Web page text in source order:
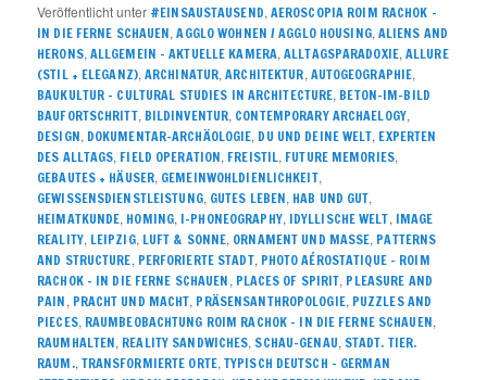
Veröffentlicht unter #EINSAUSTAUSEND, AEROSCOPIA ROIM RACHOK –
IN DIE FERNE SCHAUEN,AGGLO WOHNEN / AGGLO HOUSING, ALIENS AND
HERONS, ALLGEMEIN – AKTUELLE KAMERA,ALLTAGSPARADOXIE, ALLURE
(STIL + ELEGANZ), ARCHINATUR,ARCHITEKTUR, AUTOGEOGRAPHIE,
BAUKULTUR – CULTURAL STUDIES IN ARCHITECTURE, BETON-IM-BILD
BAUFORTSCHRITT, BILDINVENTUR, CONTEMPORARY ARCHAELOGY,
DESIGN, DOKUMENTAR-ARCHÄOLOGIE, DU UND DEINE WELT, EXPERTEN
DES ALLTAGS, FIELD OPERATION, FREISTIL, FUTURE MEMORIES,
GEBAUTES + HÄUSER, GEMEINWOHLDIENLICHKEIT,
GEWISSENSDIENSTLEISTUNG, GUTES LEBEN, HAB UND GUT,
HEIMATKUNDE, HOMING, I-PHONEOGRAPHY, IDYLLISCHE WELT, IMAGE
REALITY, LEIPZIG, LUFT & SONNE, ORNAMENT UND MASSE, PATTERNS
AND STRUCTURE, PERFORIERTE STADT, PHOTO AÉROSTATIQUE – ROIM
RACHOK – IN DIE FERNE SCHAUEN, PLACES OF SPIRIT, PLEASURE AND
PAIN, PRACHT UND MACHT, PRÄSENSANTHROPOLOGIE, PUZZLES AND
PIECES, RAUMBEOBACHTUNG ROIM RACHOK – IN DIE FERNE SCHAUEN,
RAUMHALTEN, REALITY SANDWICHES, SCHAU-GENAU, STADT. TIER.
RAUM., TRANSFORMIERTE ORTE, TYPISCH DEUTSCH – GERMAN